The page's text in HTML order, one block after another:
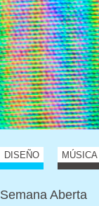
DISEÑO MÚSICA
Semana Aberta